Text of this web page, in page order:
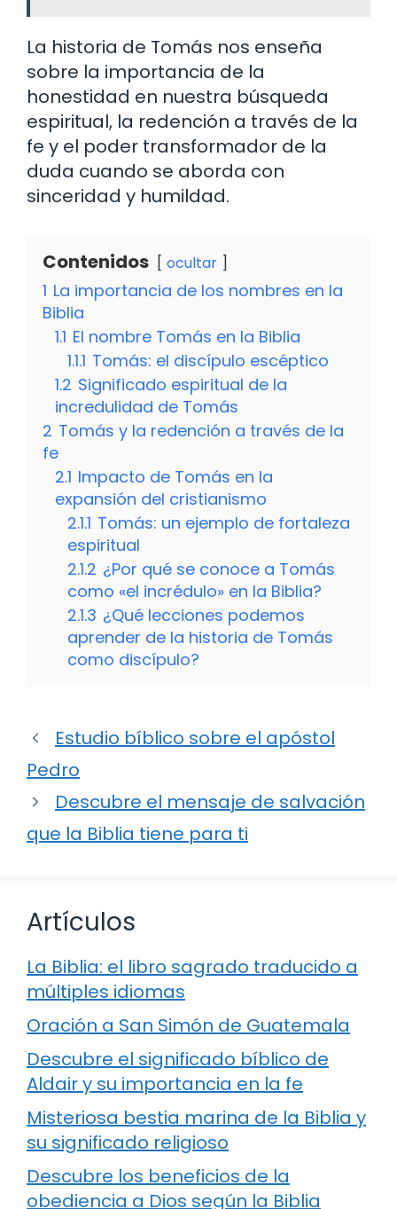
La historia de Tomás nos enseña
sobre la importancia de la
honestidad en nuestra búsqueda
espiritual, la redención a través de la
fe y el poder transformador de la
duda cuando se aborda con
sinceridad y humildad.
Contenidos ocultar
1 La importancia de los nombres en la
Biblia
1.1 El nombre Tomás en la Biblia
1.1.1 Tomás: el discípulo escéptico
1.2 Significado espiritual de la
incredulidad de Tomás
2 Tomás y la redención a través de la
fe
2.1 Impacto de Tomás en la
expansión del cristianismo
2.1.1 Tomás: un ejemplo de fortaleza
espiritual
2.1.2 ¿Por qué se conoce a Tomás
como «el incrédulo» en la Biblia?
2.1.3 ¿Qué lecciones podemos
aprender de la historia de Tomás
como discípulo?
Estudio bíblico sobre el apóstol
Pedro
Descubre el mensaje de salvación
que la Biblia tiene para ti
Artículos
La Biblia: el libro sagrado traducido a
múltiples idiomas
Oración a San Simón de Guatemala
Descubre el significado bíblico de
Aldair y su importancia en la fe
Misteriosa bestia marina de la Biblia y
su significado religioso
Descubre los beneficios de la
obediencia a Dios según la Biblia